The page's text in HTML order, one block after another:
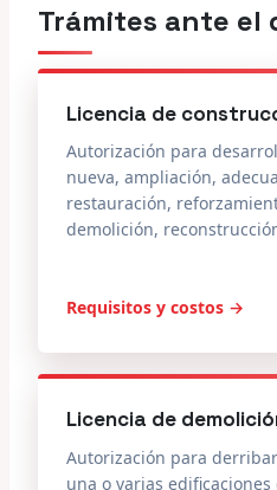
Trámites ante el
Licencia de
Autorización para
nueva, ampliación,
restauración,
demolición,
Requisitos y costos →
Licencia de
Autorización para
una o varias